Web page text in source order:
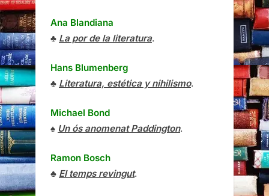
Ana Blandiana
♣ La por de la literatura.
Hans Blumenberg
♣ Literatura, estética y nihilismo.
Michael Bond
♠ Un ós anomenat Paddington.
Ramon Bosch
♣ El temps revingut.